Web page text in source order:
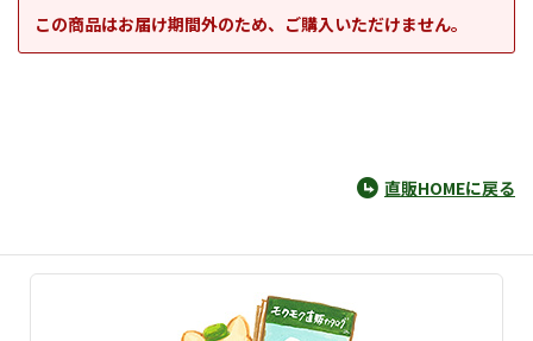
この商品はお届け期間外のため、ご購入いただけません。
直販HOMEに戻る